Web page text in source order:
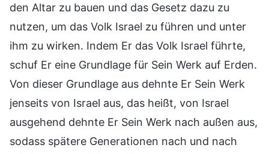
den Altar zu bauen und das Gesetz dazu zu
nutzen, um das Volk Israel zu führen und unter
ihm zu wirken. Indem Er das Volk Israel führte,
schuf Er eine Grundlage für Sein Werk auf Erden.
Von dieser Grundlage aus dehnte Er Sein Werk
jenseits von Israel aus, das heißt, von Israel
ausgehend dehnte Er Sein Werk nach außen aus,
sodass spätere Generationen nach und nach